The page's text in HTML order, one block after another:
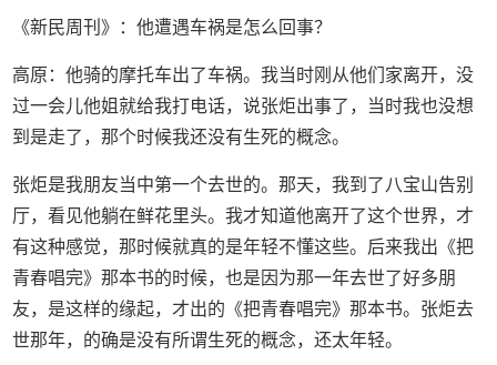
《新民周刊》：他遭遇车祸是怎么回事？
高原：他骑的摩托车出了车祸。我当时刚从他们家离开，没
过一会儿他姐就给我打电话，说张炬出事了，当时我也没想
到是走了，那个时候我还没有生死的概念。
张炬是我朋友当中第一个去世的。那天，我到了八宝山告别
厅，看见他躺在鲜花里头。我才知道他离开了这个世界，才
有这种感觉，那时候就真的是年轻不懂这些。后来我出《把
青春唱完》那本书的时候，也是因为那一年去世了好多朋
友，是这样的缘起，才出的《把青春唱完》那本书。张炬去
世那年，的确是没有所谓生死的概念，还太年轻。